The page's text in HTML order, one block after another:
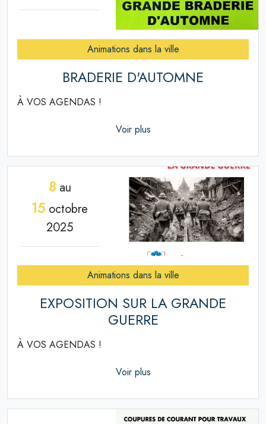
Animations dans la ville
BRADERIE D'AUTOMNE
À VOS AGENDAS !
Voir plus
8au
15 octobre
2025
Animations dans la ville
EXPOSITION SUR LA GRANDE
GUERRE
À VOS AGENDAS !
Voir plus